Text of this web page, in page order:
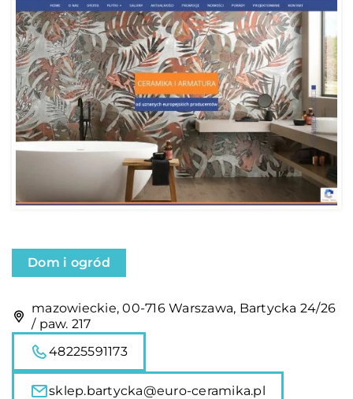
Dom i ogród
mazowieckie, 00-716 Warszawa, Bartycka 24/26
/ paw. 217
48225591173
sklep.bartycka@euro-ceramika.pl